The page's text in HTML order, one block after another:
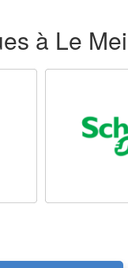
à Le